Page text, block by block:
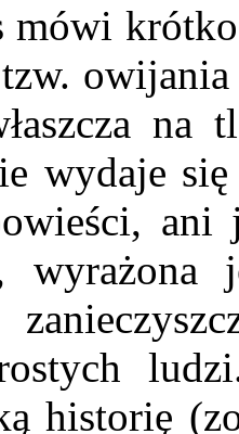
krótko,
wydaje
ani
wyrażona
historię